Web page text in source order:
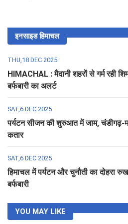
इनसाइड हिमाचल
THU,18 DEC 2025
HIMACHAL : मैदानी शहरों से गर्म रही
बर्फबारी का अलर्ट
SAT,6 DEC 2025
पर्यटन सीजन की शुरुआत में जाम, चंडीगढ़-
कतार
SAT,6 DEC 2025
हिमाचल में पर्यटन और चुनौती का दोहरा
बर्फबारी
YOU MAY LIKE